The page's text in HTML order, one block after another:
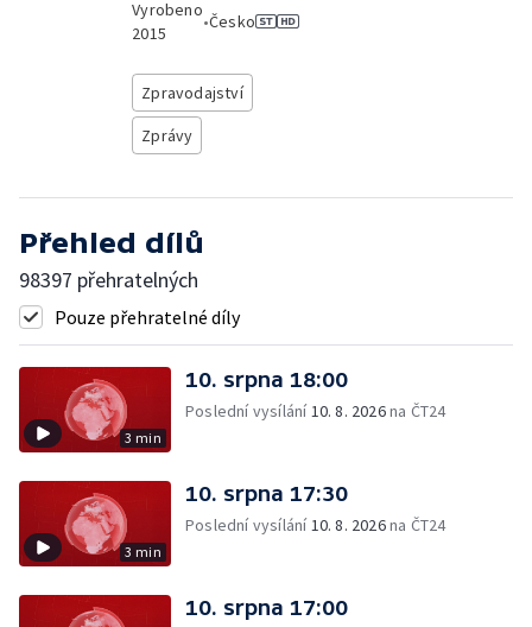
Vyrobeno
2015
•Česko
Zpravodajství
Zprávy
Přehled dílů
98397 přehratelných
Pouze přehratelné díly
3 min
10. srpna 18:00
Poslední vysílání10. 8. 2026na ČT24
3 min
10. srpna 17:30
Poslední vysílání10. 8. 2026na ČT24
10. srpna 17:00